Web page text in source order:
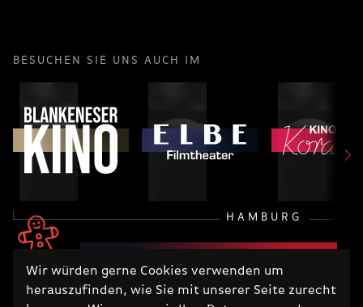
Wir würden gerne Cookies verwenden um
herauszufinden, wie Sie mit unserer Seite zurecht
BESUCHEN SIE UNS AUCH IM
HAMBURG
RECHTLICHES